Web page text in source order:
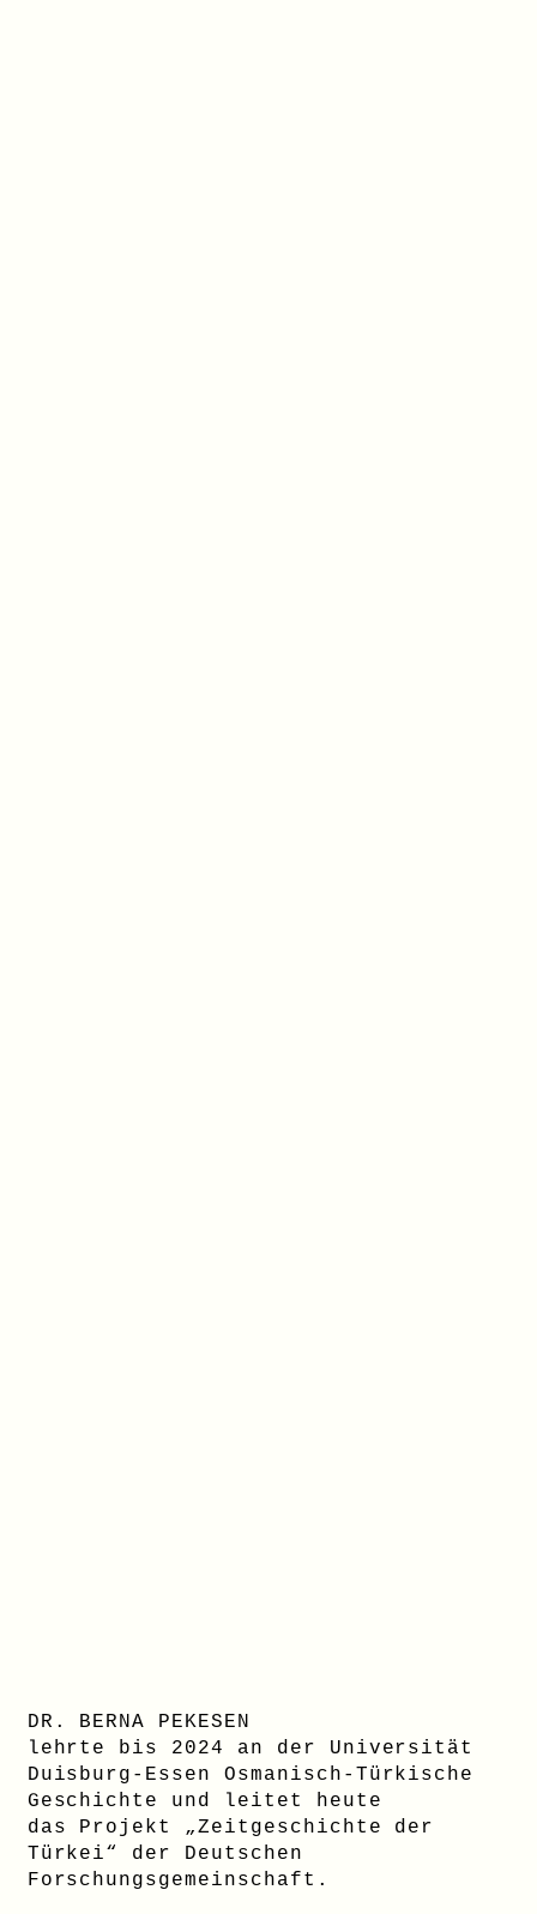
DR. BERNA PEKESEN
lehrte bis 2024 an der Universität
Duisburg-Essen Osmanisch-Türkische
Geschichte und leitet heute
das Projekt „Zeitgeschichte der
Türkei“ der Deutschen
Forschungsgemeinschaft.